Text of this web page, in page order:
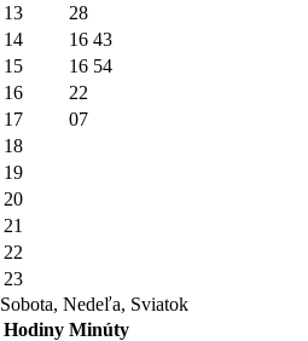
13
28
14
16 43
15
16 54
16
22
17
07
18
19
20
21
22
23
Sobota, Nedeľa, Sviatok
Hodiny Minúty